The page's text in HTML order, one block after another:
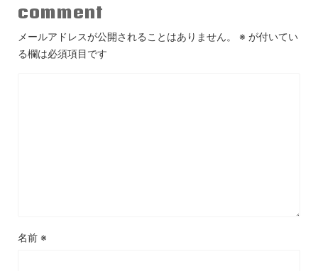
comment
メールアドレスが公開されることはありません。 ※ が付いてい
る欄は必須項目です
名前 ※